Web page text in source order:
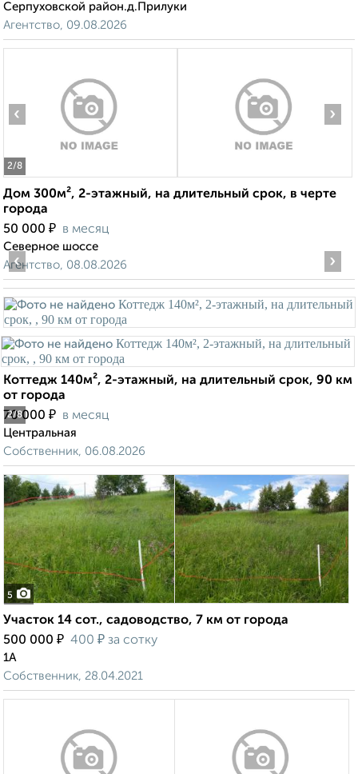
Серпуховской район.д.Прилуки
Агентство, 09.08.2026
2/8
‹ ›
Дом 300м², 2-этажный, на длительный срок, в черте
города
50 000 ₽ в месяц
Северное шоссе
Агентство, 08.08.2026
2/8
‹ ›
Коттедж 140м², 2-этажный, на длительный срок, 90 км
от города
70 000 ₽ в месяц
Центральная
Собственник, 06.08.2026
5
Участок 14 сот., садоводство, 7 км от города
500 000 ₽ 400 ₽ за сотку
1А
Собственник, 28.04.2021